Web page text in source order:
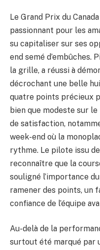
Le Grand Prix du
passionnant pour les
su capitaliser sur ses
end semé d’embûches.
la grille, a réussi à
décrochant une belle
quatre points précieux
bien que modeste sur
de satisfaction,
week-end où la
rythme. Le pilote issu de
reconnaître que la
souligné l’importance
ramener des points, un
confiance de l’équipe
Au-delà de la
surtout été marqué par